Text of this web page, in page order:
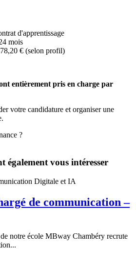
d'apprentissage
mois
€ (selon profil)
entièrement pris en charge par
votre candidature et organiser une
?
également vous intéresser
Digitale et IA
de communication –
notre école MBway Chambéry recrute